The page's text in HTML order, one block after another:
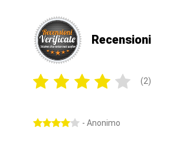
Recensioni
(2)
- Anonimo